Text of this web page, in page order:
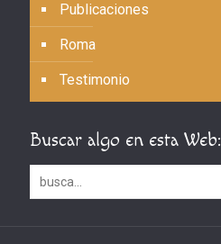
Publicaciones
Roma
Testimonio
Buscar algo en esta Web: